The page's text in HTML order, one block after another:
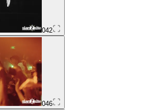
042
046